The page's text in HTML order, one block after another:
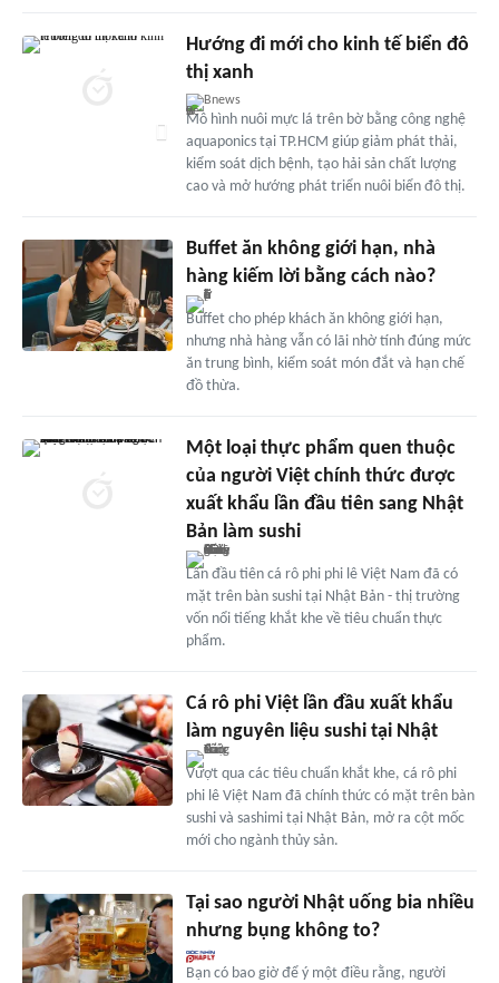
Hướng đi mới cho kinh tế biển đô
thị xanh
Bnews
Mô hình nuôi mực lá trên bờ bằng công nghệ
aquaponics tại TP.HCM giúp giảm phát thải,
kiểm soát dịch bệnh, tạo hải sản chất lượng
cao và mở hướng phát triển nuôi biển đô thị.
Buffet ăn không giới hạn, nhà
hàng kiếm lời bằng cách nào?
Buffet cho phép khách ăn không giới hạn,
nhưng nhà hàng vẫn có lãi nhờ tính đúng mức
ăn trung bình, kiểm soát món đắt và hạn chế
đồ thừa.
Một loại thực phẩm quen thuộc
của người Việt chính thức được
xuất khẩu lần đầu tiên sang Nhật
Bản làm sushi
Lần đầu tiên cá rô phi phi lê Việt Nam đã có
mặt trên bàn sushi tại Nhật Bản - thị trường
vốn nổi tiếng khắt khe về tiêu chuẩn thực
phẩm.
Cá rô phi Việt lần đầu xuất khẩu
làm nguyên liệu sushi tại Nhật
Vượt qua các tiêu chuẩn khắt khe, cá rô phi
phi lê Việt Nam đã chính thức có mặt trên bàn
sushi và sashimi tại Nhật Bản, mở ra cột mốc
mới cho ngành thủy sản.
Tại sao người Nhật uống bia nhiều
nhưng bụng không to?
Bạn có bao giờ để ý một điều rằng, người